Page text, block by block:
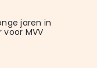
jaren in
voor MVV